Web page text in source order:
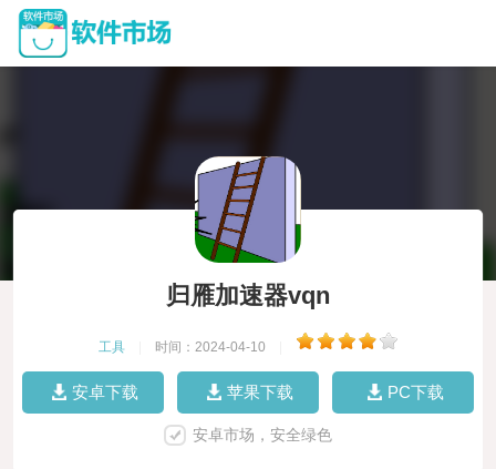
归雁加速器vqn
工具 时间：2024-04-10
安卓下载 苹果下载 PC下载
安卓市场，安全绿色